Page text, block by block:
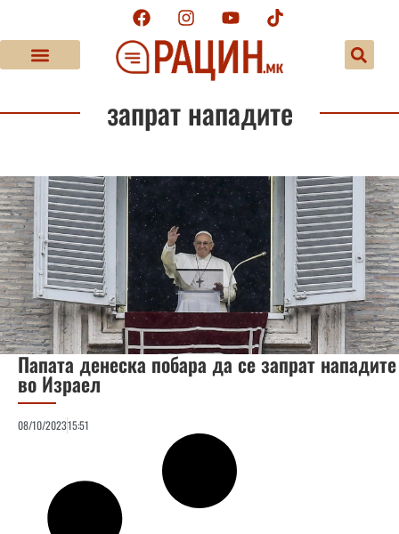
запрат нападите
Папата денеска побара да се запрат нападите
во Израел
08/10/202315:51